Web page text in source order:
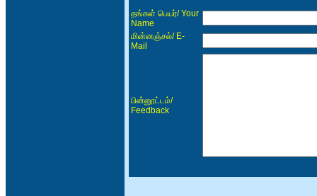
தங்கள் பெயர்/ Your
Name
மின்னஞ்சல்/ E-
Mail
பின்னூட்டம்/
Feedback